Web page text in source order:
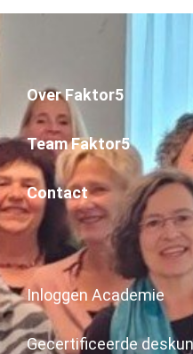
Over Faktor5
Team Faktor5
Contact
Inloggen Academie
Gecertificeerde